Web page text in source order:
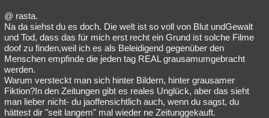
@ rasta.
Na da siehst du es doch. Die welt ist so voll von Blut undGewalt
und Tod, dass das für mich erst recht ein Grund ist solche Filme
doof zu finden,weil ich es als Beleidigend gegenüber den
Menschen empfinde die jeden tag REAL grausamumgebracht
werden.
Warum versteckt man sich hinter Bildern, hinter grausamer
Fiktion?In den Zeitungen gibt es reales Unglück, aber das sieht
man lieber nicht- du jaoffensichtlich auch, wenn du sagst, du
hättest dir "seit langem" mal wieder ne Zeitunggekauft.